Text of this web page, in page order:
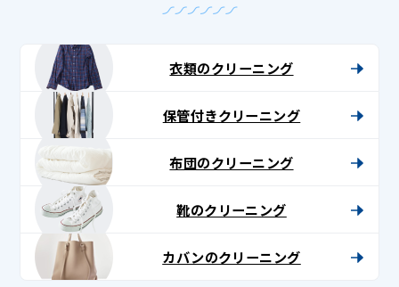
衣類のクリーニング
保管付きクリーニング
布団のクリーニング
靴のクリーニング
カバンのクリーニング